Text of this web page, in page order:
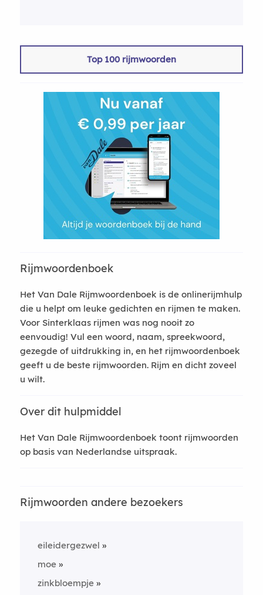
Top 100 rijmwoorden
Rijmwoordenboek
Het Van Dale Rijmwoordenboek is de onlinerijmhulp
die u helpt om leuke gedichten en rijmen te maken.
Voor Sinterklaas rijmen was nog nooit zo
eenvoudig! Vul een woord, naam, spreekwoord,
gezegde of uitdrukking in, en het rijmwoordenboek
geeft u de beste rijmwoorden. Rijm en dicht zoveel
u wilt.
Over dit hulpmiddel
Het Van Dale Rijmwoordenboek toont rijmwoorden
op basis van Nederlandse uitspraak.
Rijmwoorden andere bezoekers
eileidergezwel
moe
zinkbloempje